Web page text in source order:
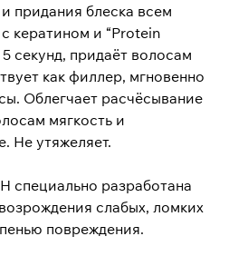
придания блеска всем
кератином и “Protein
секунд, придаёт волосам
как филлер, мгновенно
Облегчает расчёсывание
мягкость и
Не утяжеляет.
специально разработана
слабых, ломких
повреждения.